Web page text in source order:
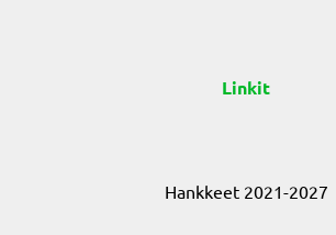
Linkit
Hankkeet 2021-2027